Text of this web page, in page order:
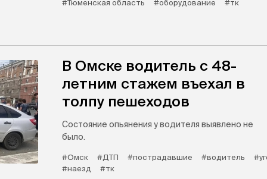
#Тюменская область #оборудование #тк
В Омске водитель с 48-
летним стажем въехал в
толпу пешеходов
Состояние опьянения у водителя выявлено не
было.
#Омск #ДТП #пострадавшие #водитель
#наезд
#тк